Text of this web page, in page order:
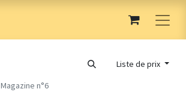
Liste de prix
Magazine n°6